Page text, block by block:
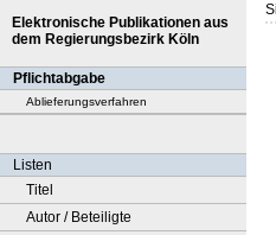
Elektronische Publikationen aus
dem Regierungsbezirk Köln
Pflichtabgabe
Ablieferungsverfahren
Listen
Titel
Autor / Beteiligte